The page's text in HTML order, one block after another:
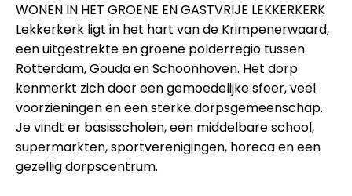
WONEN IN HET GROENE EN GASTVRIJE LEKKERKERK
Lekkerkerk ligt in het hart van de Krimpenerwaard,
een uitgestrekte en groene polderregio tussen
Rotterdam, Gouda en Schoonhoven. Het dorp
kenmerkt zich door een gemoedelijke sfeer, veel
voorzieningen en een sterke dorpsgemeenschap.
Je vindt er basisscholen, een middelbare school,
supermarkten, sportverenigingen, horeca en een
gezellig dorpscentrum.